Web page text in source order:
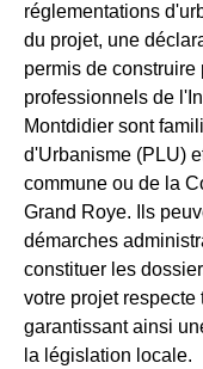
réglementations
du projet, une
permis de
professionnels de
Montdidier sont
d'Urbanisme (PLU)
commune ou de la
Grand Roye. Ils
démarches
constituer les
votre projet respecte
garantissant ainsi
la législation locale.